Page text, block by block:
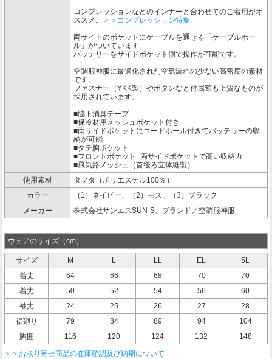
コンプレッションなどのインナーと合わせてのご着用がオ
ススメ。
＞＞コンプレッション特集
両サイドのポケットにケーブルを通せる「ケーブルホー
ル」がついています。
バッテリーをサイドポケット側で操作が可能です。
空調服神服に最適化された空気漏れの少ない高密度の素材
です。
ファスナー（YKK製）やボタンなど付属類も上質なものが
採用されています。
■脇下消臭テープ
■保冷材用メッシュポケット付き
■両サイドポケットにコードホール付きでバッテリーの収
納が可能
■タテ胸ポケット
■フロントポケット+両サイドポケットで高い収納力
■風気路メッシュ（首後ろ立体縫製）
使用素材
タフタ（ポリエステル100％）
カラー
（1）ネイビー、（2）モス、（3）ブラック
メーカー
株式会社サンエスSUN-S、ブランド／空調服神服
ウェアのサイズ（cm）
サイズ M L LL EL
5L
着丈
64 66 68 70
70
着丈
50 52 54 56
60
袖丈
24 25 26 27
28
裾廻り
79 84 89 94
104
胸囲
116 120 124 132
148
＞＞お取り寄せ商品の在庫確認及び納期について